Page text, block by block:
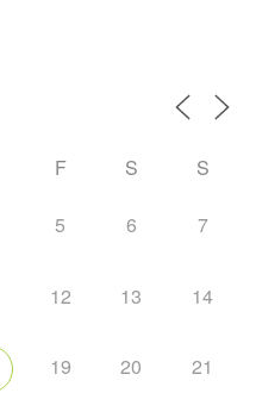
F S S
5 6 7
12 13 14
19 20 21